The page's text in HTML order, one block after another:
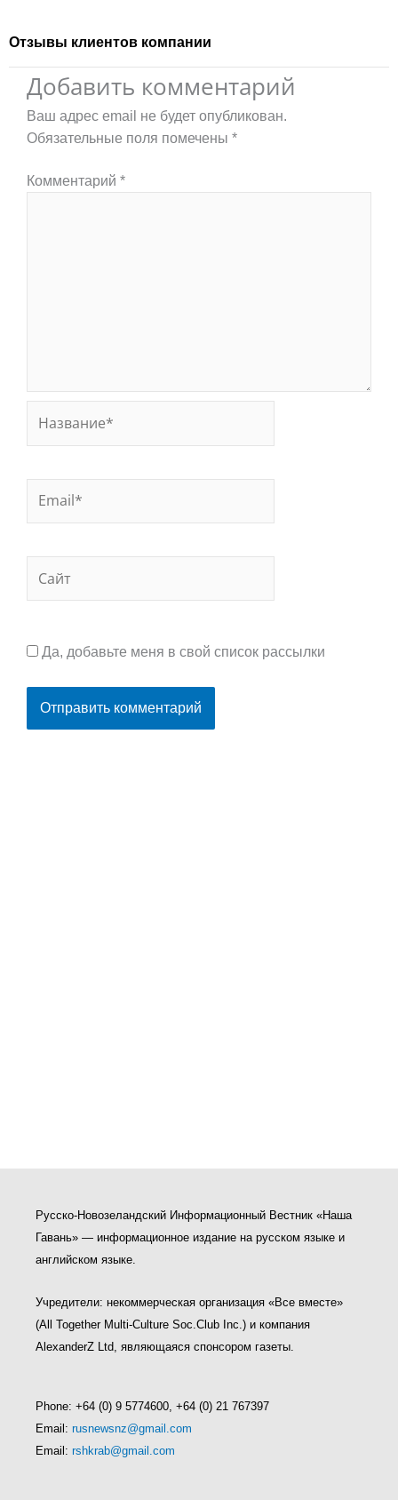
Отзывы клиентов компании
Добавить комментарий
Ваш адрес email не будет опубликован.
Обязательные поля помечены *
Комментарий *
Да, добавьте меня в свой список рассылки
Русско-Новозеландский Информационный Вестник «Наша
Гавань» — информационное издание на русском языке и
английском языке.
Учредители: некоммерческая организация «Все вместе»
(All Together Multi-Culture Soс.Club Inc.) и компания
AlexanderZ Ltd, являющаяся спонсором газеты.
Phone: +64 (0) 9 5774600, +64 (0) 21 767397
Email: rusnewsnz@gmail.com
Email: rshkrab@gmail.com